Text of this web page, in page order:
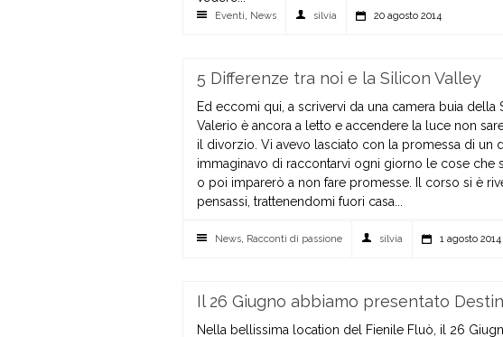
Eventi, News silvia 20 agosto 2014
5 Differenze tra noi e la Silicon Valley
Ed eccomi qui, a scrivervi da una camera buia della
Valerio è ancora a letto e accendere la luce non
il divorzio. Vi avevo lasciato con la promessa di un
immaginavo di raccontarvi ogni giorno le cose che
o poi imparerò a non fare promesse. Il corso si è
pensassi, trattenendomi fuori casa...
News, Racconti di passione silvia 1 agosto 2014
Il 26 Giugno abbiamo presentato
Nella bellissima location del Fienile Fluò, il 26